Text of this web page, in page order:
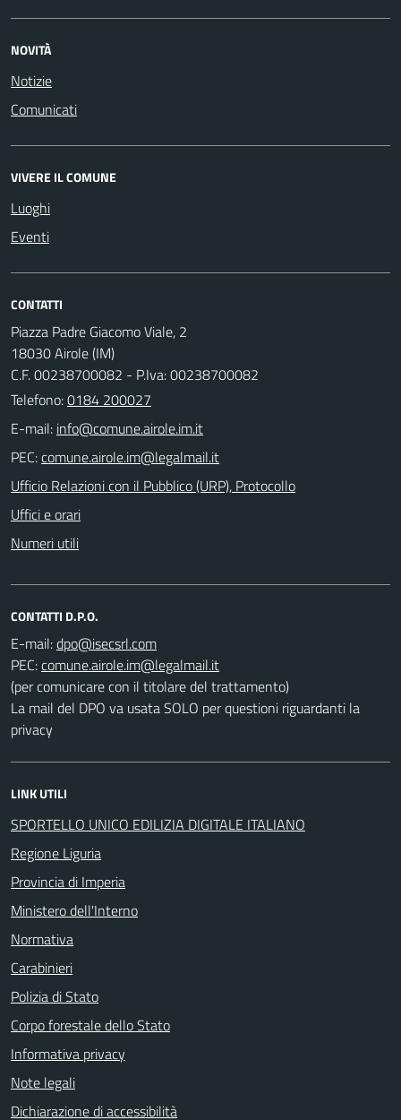
NOVITÀ
Notizie
Comunicati
VIVERE IL COMUNE
Luoghi
Eventi
CONTATTI
Piazza Padre Giacomo Viale, 2
18030 Airole (IM)
C.F. 00238700082 - P.Iva: 00238700082
Telefono:0184 200027
E-mail:
PEC:
Ufficio Relazioni con il Pubblico (URP), Protocollo
Uffici e orari
Numeri utili
CONTATTI D.P.O.
E-mail:
PEC:
(per comunicare con il titolare del trattamento)
La mail del DPO va usata SOLO per questioni riguardanti la
privacy
LINK UTILI
SPORTELLO UNICO EDILIZIA DIGITALE ITALIANO
Regione Liguria
Provincia di Imperia
Ministero dell'Interno
Normativa
Carabinieri
Polizia di Stato
Corpo forestale dello Stato
Informativa privacy
Note legali
Dichiarazione di accessibilità